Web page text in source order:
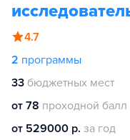
4.7
2 программы
33 бюджетных мест
от 78 проходной балл
от 529000 р. за год